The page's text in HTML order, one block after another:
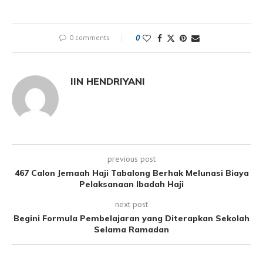
0 comments 0
IIN HENDRIYANI
previous post
467 Calon Jemaah Haji Tabalong Berhak Melunasi Biaya
Pelaksanaan Ibadah Haji
next post
Begini Formula Pembelajaran yang Diterapkan Sekolah
Selama Ramadan